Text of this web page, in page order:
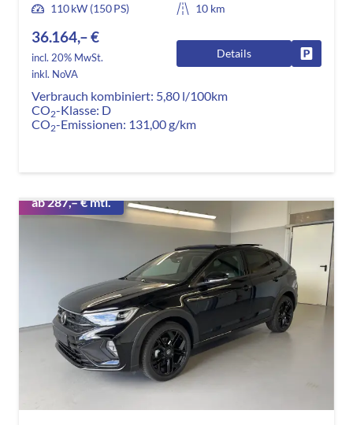
110 kW (150 PS)
10 km
36.164,– €
incl. 20% MwSt.
inkl. NoVA
Details
Verbrauch kombiniert: 5,80 l/100km
CO2-Klasse: D
CO2-Emissionen: 131,00 g/km
ab 287,– € mtl.